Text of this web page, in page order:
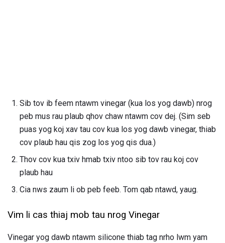
Sib tov ib feem ntawm vinegar (kua los yog dawb) nrog
peb mus rau plaub qhov chaw ntawm cov dej. (Sim seb
puas yog koj xav tau cov kua los yog dawb vinegar, thiab
cov plaub hau qis zog los yog qis dua.)
Thov cov kua txiv hmab txiv ntoo sib tov rau koj cov
plaub hau
Cia nws zaum li ob peb feeb. Tom qab ntawd, yaug.
Vim li cas thiaj mob tau nrog Vinegar
Vinegar yog dawb ntawm silicone thiab tag nrho lwm yam